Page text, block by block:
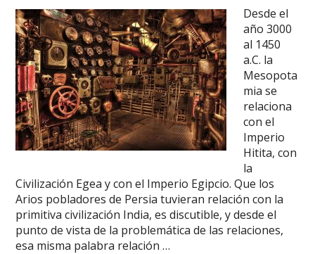
Desde el
año 3000
al 1450
a.C. la
Mesopota
mia se
relaciona
con el
Imperio
Hitita, con
la
Civilización Egea y con el Imperio Egipcio. Que los
Arios pobladores de Persia tuvieran relación con la
primitiva civilización India, es discutible, y desde el
punto de vista de la problemática de las relaciones,
esa misma palabra relación …